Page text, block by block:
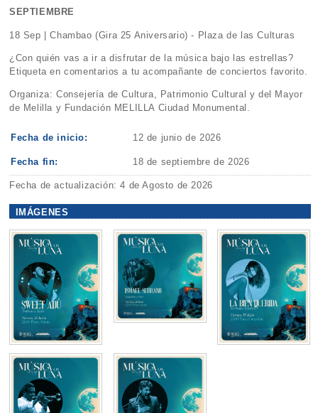
SEPTIEMBRE
18 Sep | Chambao (Gira 25 Aniversario) - Plaza de las Culturas
¿Con quién vas a ir a disfrutar de la música bajo las estrellas?
Etiqueta en comentarios a tu acompañante de conciertos favorito.
Organiza: Consejería de Cultura, Patrimonio Cultural y del Mayor
de Melilla y Fundación MELILLA Ciudad Monumental.
Fecha de inicio: 12 de junio de 2026
Fecha fin: 18 de septiembre de 2026
Fecha de actualización: 4 de Agosto de 2026
IMÁGENES